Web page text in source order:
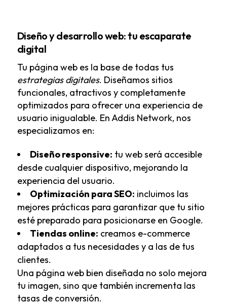
Diseño y desarrollo web: tu escaparate
digital
Tu página web es la base de todas tus
estrategias digitales. Diseñamos sitios
funcionales, atractivos y completamente
optimizados para ofrecer una experiencia de
usuario inigualable. En Addis Network, nos
especializamos en:
Diseño responsive: tu web será accesible
desde cualquier dispositivo, mejorando la
experiencia del usuario.
Optimización para SEO: incluimos las
mejores prácticas para garantizar que tu sitio
esté preparado para posicionarse en Google.
Tiendas online: creamos e-commerce
adaptados a tus necesidades y a las de tus
clientes.
Una página web bien diseñada no solo mejora
tu imagen, sino que también incrementa las
tasas de conversión.